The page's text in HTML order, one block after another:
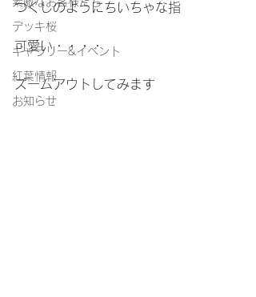
デッキ桜
ギャラリー&イベント
紅葉情報
お知らせ
つくしのようにちいちゃな指
可愛い・・・・
ズームアウトしてみます